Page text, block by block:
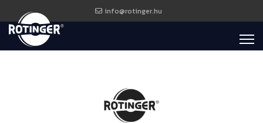
info@rotinger.hu